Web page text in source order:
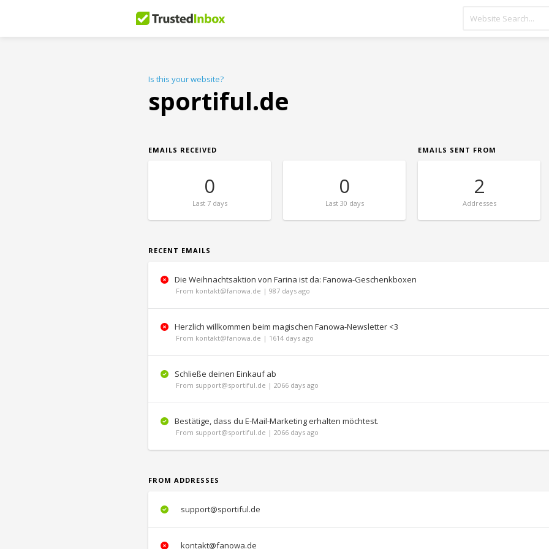
Is this your website?
sportiful.de
EMAILS RECEIVED
0
Last7 days
0
Last30 days
EMAILS SENT FROM
2
Addresses
RECENT EMAILS
Die Weihnachtsaktion von Farina ist da: Fanowa-Geschenkboxen
From kontakt@fanowa.de | 987 days ago
Herzlich willkommen beim magischen Fanowa-Newsletter <3
From kontakt@fanowa.de | 1614 days ago
Schließe deinen Einkauf ab
From support@sportiful.de | 2066 days ago
Bestätige, dass du E-Mail-Marketing erhalten möchtest.
From support@sportiful.de | 2066 days ago
FROM ADDRESSES
support@sportiful.de
kontakt@fanowa.de